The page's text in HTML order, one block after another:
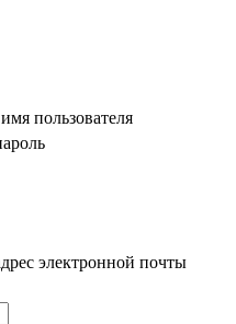
пользователя
электронной почты